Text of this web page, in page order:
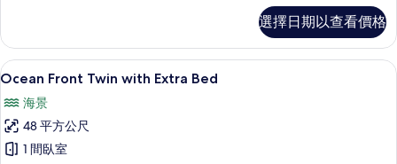
Japanese
Only)
所
有
客
房,
海
(GOGO!
GUAM
Japanese
選擇日期以查看價格
顯
Ocean
Front
Twin
客房內保險箱、書桌、免費無線上網、
14
Ocean Front Twin with Extra Bed
海景
48 平方公尺
1 間臥室